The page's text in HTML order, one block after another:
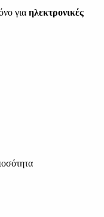
για ηλεκτρονικές